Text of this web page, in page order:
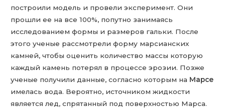
построили модель и провели эксперимент. Они
прошли ее на все 100%, попутно занимаясь
исследованием формы и размеров гальки. После
этого ученые рассмотрели форму марсианских
камней, чтобы оценить количество массы которую
каждый камень потерял в процессе эрозии. Позже
ученые получили данные, согласно которым на Марсе
имелась вода. Вероятно, источником жидкости
является лед, спрятанный под поверхностью Марса.